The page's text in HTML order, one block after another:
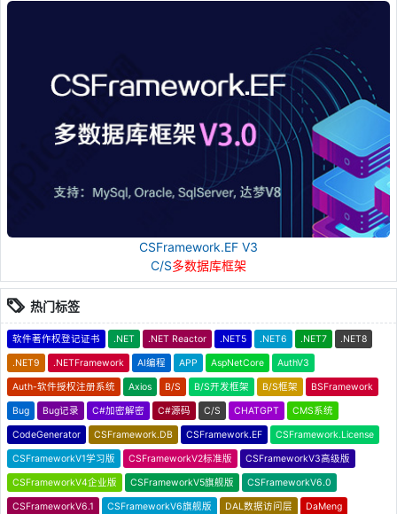
CSFramework.EF V3
C/S多数据库框架
热门标签
软件著作权登记证书 .NET .NET Reactor .NET5 .NET6 .NET7 .NET8
.NET9 .NETFramework AI编程 APP AspNetCore AuthV3
Auth-软件授权注册系统 Axios B/S B/S开发框架 B/S框架 BSFramework
Bug Bug记录 C#加密解密 C#源码 C/S CHATGPT CMS系统
CodeGenerator CSFramework.DB CSFramework.EF CSFramework.License
CSFrameworkV1学习版 CSFrameworkV2标准版 CSFrameworkV3高级版
CSFrameworkV4企业版 CSFrameworkV5旗舰版 CSFrameworkV6.0
CSFrameworkV6.1 CSFrameworkV6旗舰版 DAL数据访问层 DaMeng